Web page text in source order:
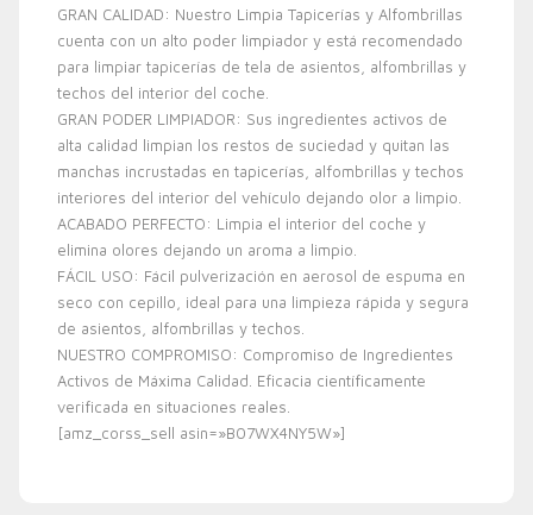
GRAN CALIDAD: Nuestro Limpia Tapicerías y Alfombrillas
cuenta con un alto poder limpiador y está recomendado
para limpiar tapicerías de tela de asientos, alfombrillas y
techos del interior del coche.
GRAN PODER LIMPIADOR: Sus ingredientes activos de
alta calidad limpian los restos de suciedad y quitan las
manchas incrustadas en tapicerías, alfombrillas y techos
interiores del interior del vehículo dejando olor a limpio.
ACABADO PERFECTO: Limpia el interior del coche y
elimina olores dejando un aroma a limpio.
FÁCIL USO: Fácil pulverización en aerosol de espuma en
seco con cepillo, ideal para una limpieza rápida y segura
de asientos, alfombrillas y techos.
NUESTRO COMPROMISO: Compromiso de Ingredientes
Activos de Máxima Calidad. Eficacia científicamente
verificada en situaciones reales.
[amz_corss_sell asin=»B07WX4NY5W»]